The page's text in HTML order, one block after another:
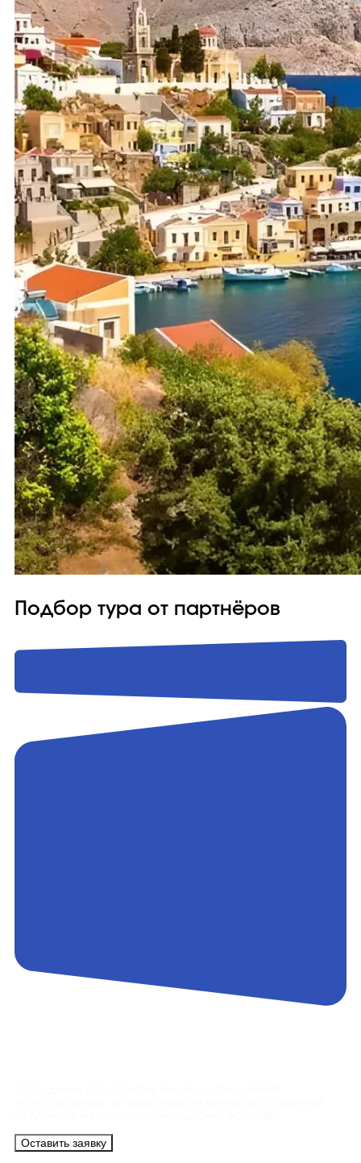
Подбор тура от партнёров
Оставить заявку